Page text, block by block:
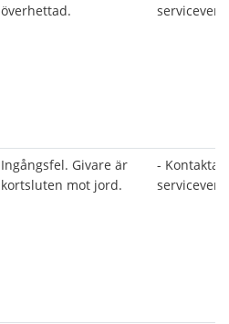
överhettad.
Ingångsfel. Givare är
kortsluten mot jord.
- Kontakta